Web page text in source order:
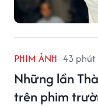
PHIM ẢNH 43
Những lần
trên phim